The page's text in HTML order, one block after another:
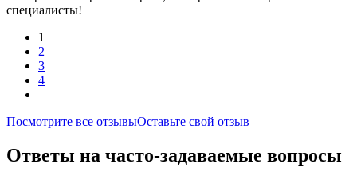
специалисты!
1
2
3
4
Посмотрите все отзывыОставьте свой отзыв
Ответы на часто-задаваемые вопросы